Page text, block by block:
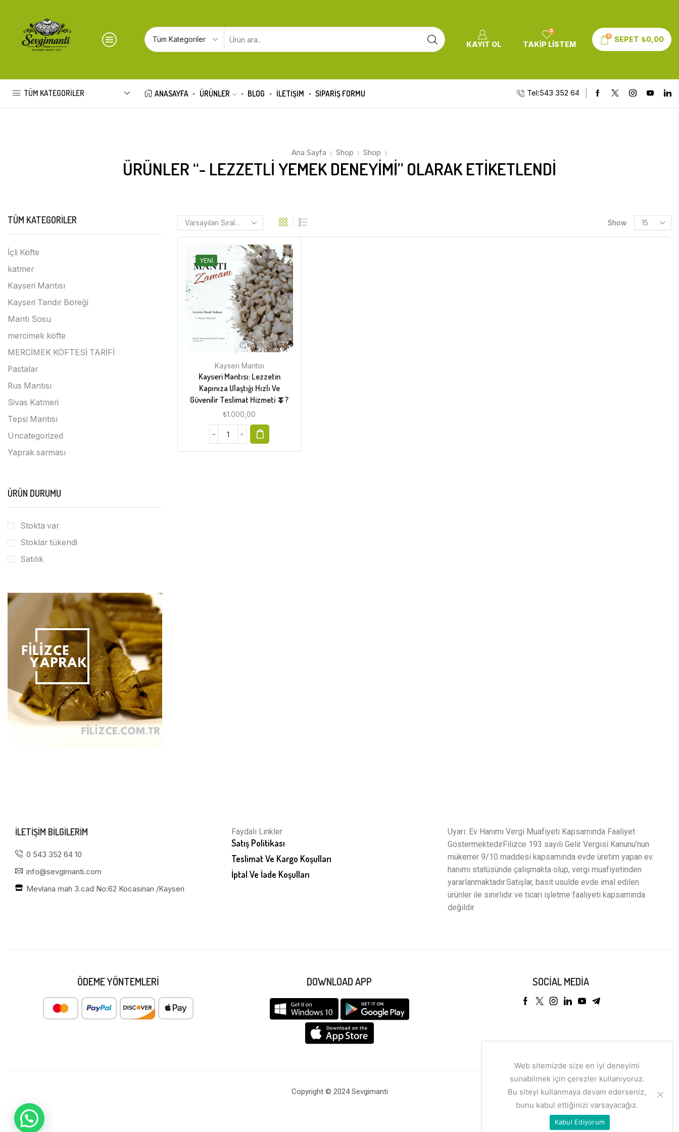
KAYIT OL
0
TAKIP LISTEM
0 SEPET ₺0,00
TÜM KATEGORILER ANASAYFA ÜRÜNLER BLOG İLETİŞİM SIPARIŞ FORMU Tel:543 352 64 10
Ana Sayfa Shop Shop
ÜRÜNLER “- LEZZETLI YEMEK DENEYIMI” OLARAK ETIKETLENDI
Show
YENI
Kayseri Mantısı
Kayseri Mantısı: Lezzetin
Kapınıza Ulaştığı Hızlı Ve
Güvenilir Teslimat Hizmeti ⏬?
₺1.000,00
TÜM KATEGORILER
İçli Köfte
katmer
Kayseri Mantısı
Kayseri Tandır Böreği
Mantı Sosu
mercimek köfte
MERCİMEK KÖFTESİ TARİFİ
Pastalar
Rus Mantısı
Sivas Katmeri
Tepsi Mantısı
Uncategorized
Yaprak sarması
ÜRÜN DURUMU
Stokta var
Stoklar tükendi
Satılık
ILETIŞIM BILGILERIM
0 543 352 64 10
info@sevgimanti.com
Mevlana mah 3.cad No:62 Kocasinan /Kayseri
Faydalı Linkler
Satış Politikası
Teslimat Ve Kargo Koşulları
İptal Ve İade Koşulları
Uyarı: Ev Hanımı Vergi Muafiyeti Kapsamında Faaliyet
GöstermektedirFilizce 193 sayılı Gelir Vergisi Kanunu’nun
mükerrer 9/10 maddesi kapsamında evde üretim yapan ev
hanımı statüsünde çalışmakta olup, vergi muafiyetinden
yararlanmaktadır.Satışlar, basit usulde evde imal edilen
ürünler ile sınırlıdır ve ticari işletme faaliyeti kapsamında
değildir.
ÖDEME YÖNTEMLERI DOWNLOAD APP SOCIAL MEDIA
Copyright © 2024 Sevgimanti
Web sitemizde size en iyi deneyimi
sunabilmek için çerezler kullanıyoruz.
Bu siteyi kullanmaya devam ederseniz,
bunu kabul ettiğinizi varsayacağız.
Kabul Ediyorum